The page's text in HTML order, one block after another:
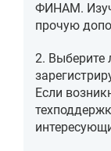
ФИНАМ.
прочую
2.
Если